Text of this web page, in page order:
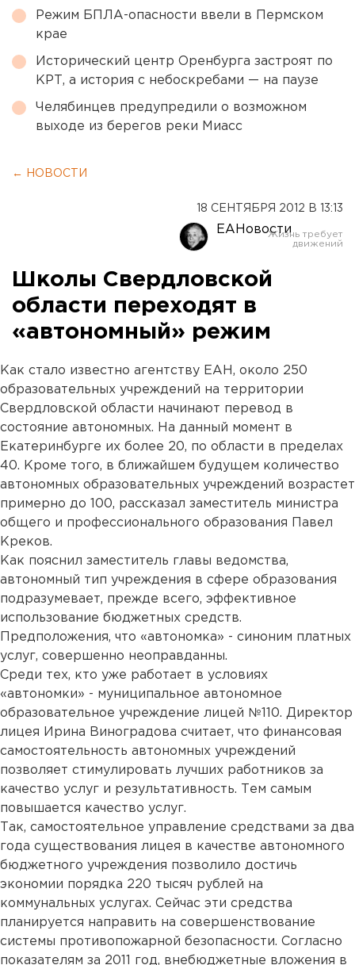
Режим БПЛА-опасности ввели в Пермском
крае
Исторический центр Оренбурга застроят по
КРТ, а история с небоскребами — на паузе
Челябинцев предупредили о возможном
выходе из берегов реки Миасс
← НОВОСТИ
18 СЕНТЯБРЯ 2012 В 13:13
ЕАНовости
Школы Свердловской
области переходят в
«автономный» режим
Как стало известно агентству ЕАН, около 250
образовательных учреждений на территории
Свердловской области начинают перевод в
состояние автономных. На данный момент в
Екатеринбурге их более 20, по области в пределах
40. Кроме того, в ближайшем будущем количество
автономных образовательных учреждений возрастет
примерно до 100, рассказал заместитель министра
общего и профессионального образования Павел
Креков.
Как пояснил заместитель главы ведомства,
автономный тип учреждения в сфере образования
подразумевает, прежде всего, эффективное
использование бюджетных средств.
Предположения, что «автономка» - синоним платных
услуг, совершенно неоправданны.
Среди тех, кто уже работает в условиях
«автономки» - муниципальное автономное
образовательное учреждение лицей №110. Директор
лицея Ирина Виноградова считает, что финансовая
самостоятельность автономных учреждений
позволяет стимулировать лучших работников за
качество услуг и результативность. Тем самым
повышается качество услуг.
Так, самостоятельное управление средствами за два
года существования лицея в качестве автономного
бюджетного учреждения позволило достичь
экономии порядка 220 тысяч рублей на
коммунальных услугах. Сейчас эти средства
планируется направить на совершенствование
системы противопожарной безопасности. Согласно
показателям за 2011 год, внебюджетные вложения в